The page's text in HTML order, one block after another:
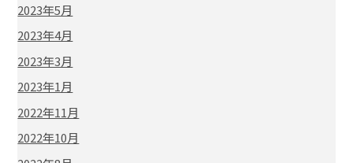
2023年5月
2023年4月
2023年3月
2023年1月
2022年11月
2022年10月